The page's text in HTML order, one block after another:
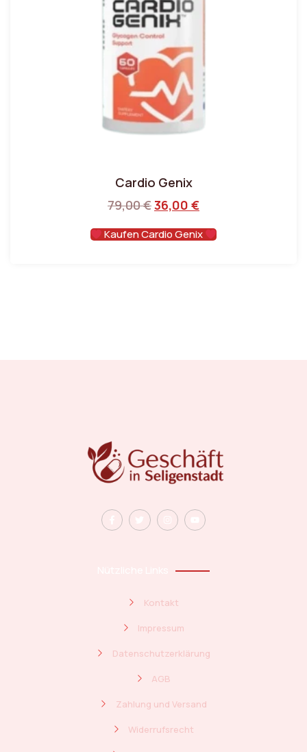
Cardio Genix
79,00€36,00 €
Kaufen Cardio Genix
Kontakt
Impressum
Datenschutzerklärung
AGB
Zahlung und Versand
Widerrufsrecht